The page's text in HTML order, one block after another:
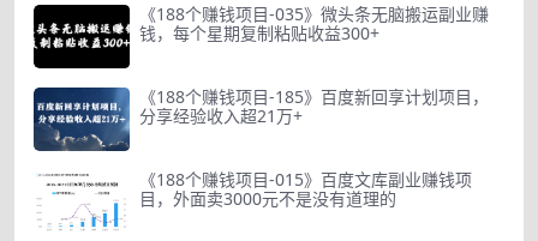
《188个赚钱项目-035》微头条无脑搬运副业赚
钱，每个星期复制粘贴收益300+
《188个赚钱项目-185》百度新回享计划项目，
分享经验收入超21万+
《188个赚钱项目-015》百度文库副业赚钱项
目，外面卖3000元不是没有道理的